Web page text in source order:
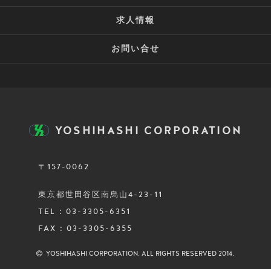
求人情報
お問い合せ
YOSHIHASHI CORPORATION
〒157-0062
東京都世田谷区南烏山4-23-11
TEL : 03-3305-6351
FAX : 03-3305-6355
YOSHIHASHI CORPORATION. ALL RIGHTS RESERVED 2014.